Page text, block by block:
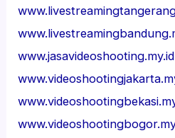
www.jasavideoshooting.my.id